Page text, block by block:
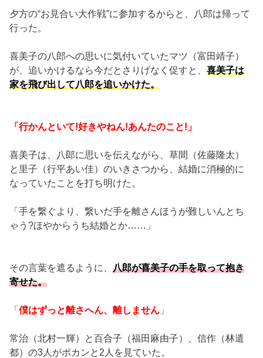
夕方の“お見合い大作戦”に参加するからと、八郎は帰って
行った。
喜美子の八郎への思いに気付いていたマツ（富田靖子）
が、追いかけるなら今だとさりげなく促すと、喜美子は
家を飛び出して八郎を追いかけた。
「行かんといて!好きやねん!あんたのこと!」
喜美子は、八郎に思いを伝えながら、草間（佐藤隆太）
と里子（行平あい佳）のいきさつから、結婚に消極的に
なっていたことを打ち明けた。
「手を繋ぐより、繋いだ手を離さんほうが難しいんとち
ゃう?ほやからうち結婚とか……」
その言葉を遮るように、八郎が喜美子の手を取って抱き
寄せた。
「僕はずっと離さへん、離しません 」
常治（北村一輝）と百合子（福田麻由子）、信作（林遣
都）の3人がポカンと2人を見ていた。